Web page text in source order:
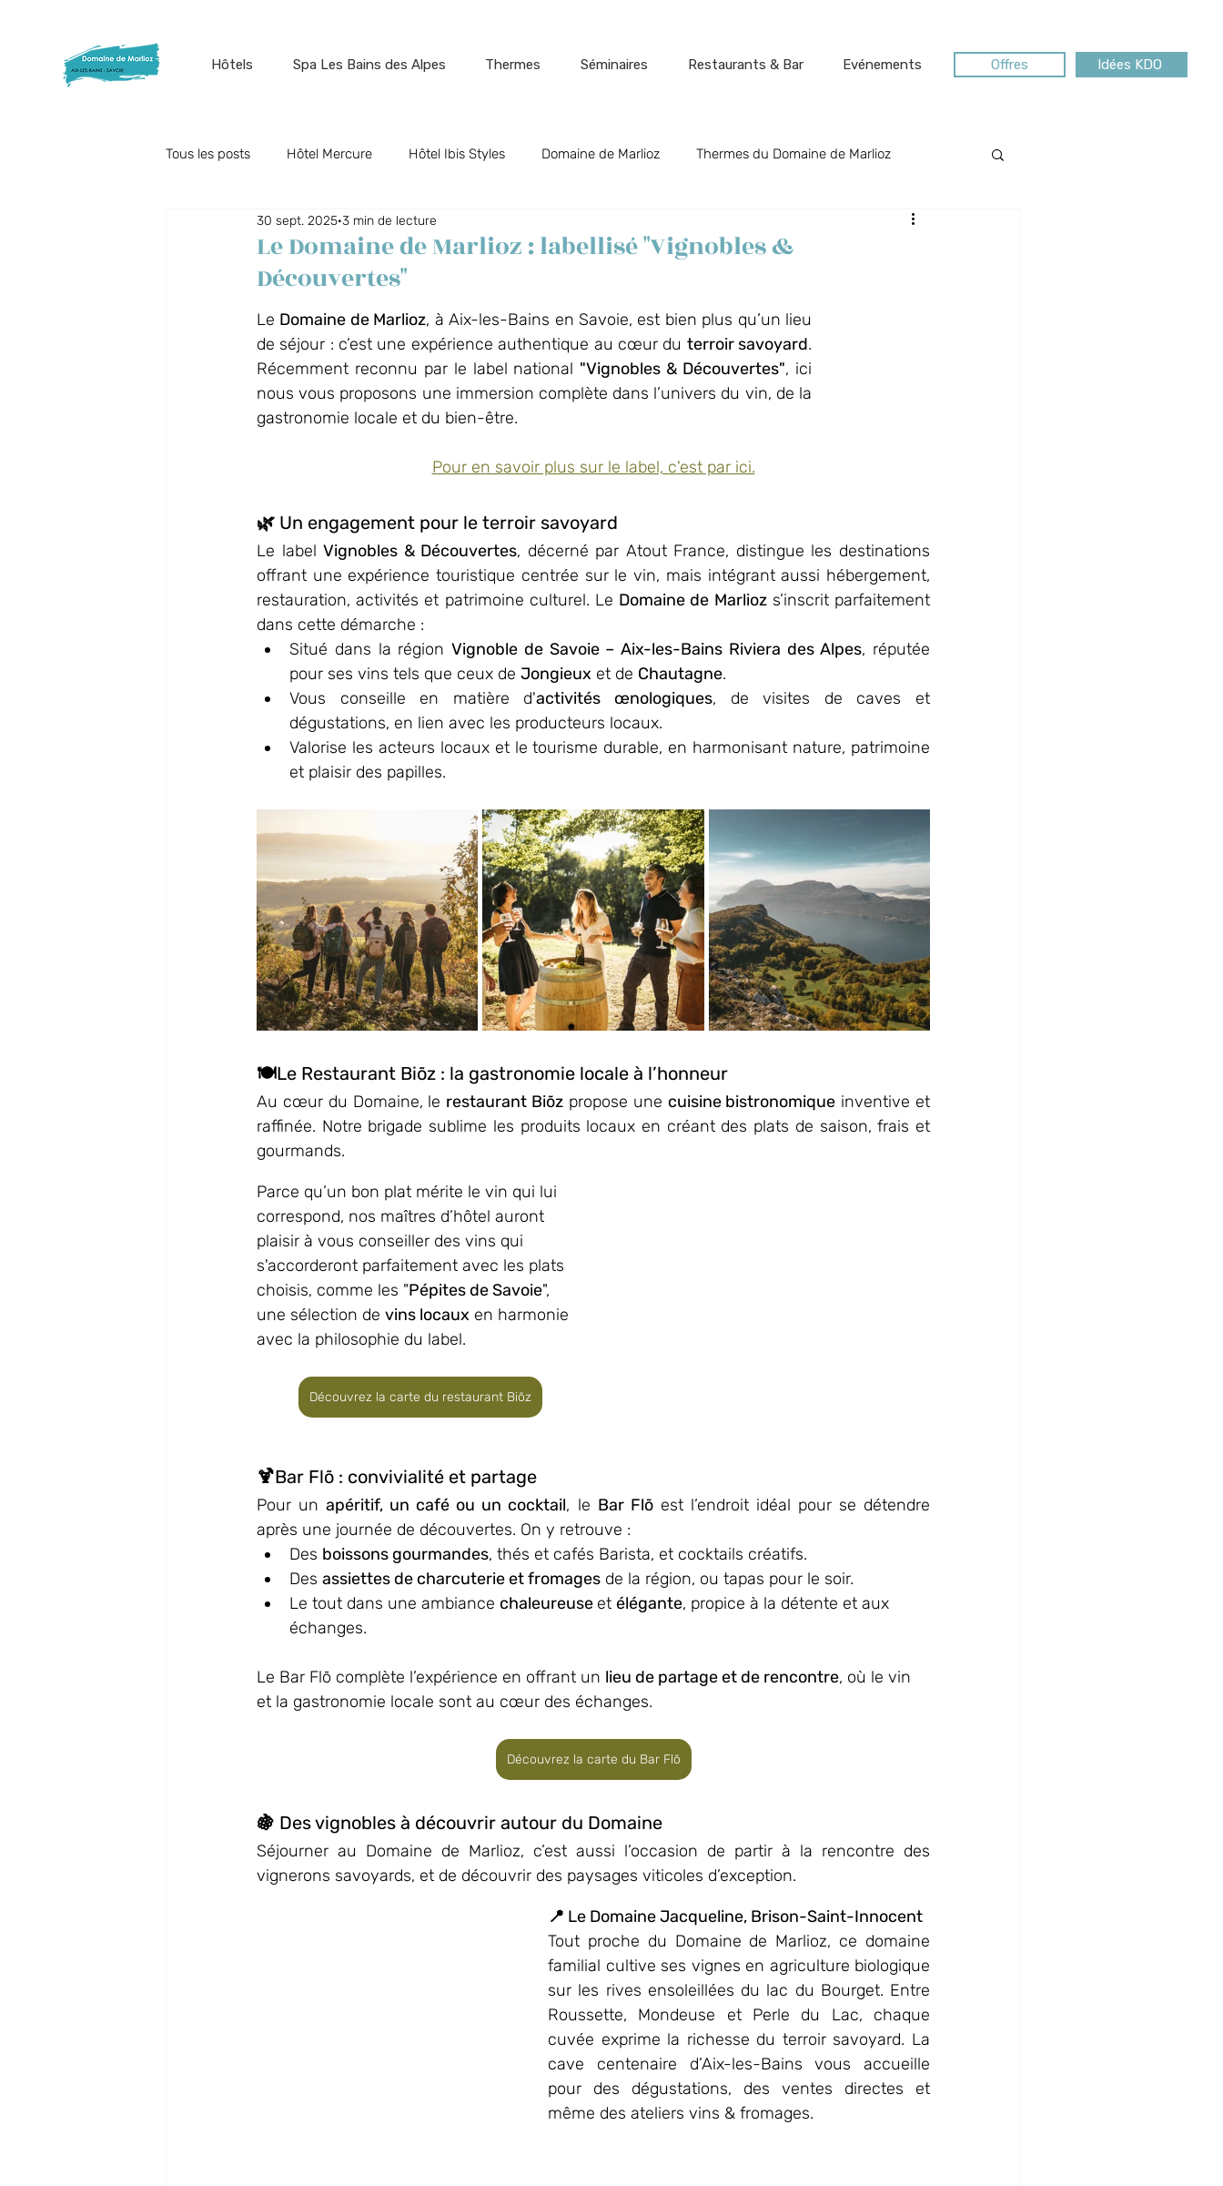
Hôtels Spa Les Bains des Alpes Thermes Séminaires Restaurants & Bar Evénements Offres Idées KDO
Tous les posts Hôtel Mercure Hôtel Ibis Styles Domaine de Marlioz Thermes du Domaine de Marlioz
Offres du moment Restaurant Biõz Aix-les-Bains, Riviera des Alpes
Parc en Fêtes Spa Les Bains des Alpes
Le Domaine de Marlioz : labellisé "Vignobles &
Découvertes"
30 sept. 2025 3 min de lecture
Le Domaine de Marlioz, à Aix-les-Bains en Savoie, est bien plus qu’un lieu
de séjour : c’est une expérience authentique au cœur du terroir savoyard.
Récemment reconnu par le label national "Vignobles & Découvertes", ici
nous vous proposons une immersion complète dans l’univers du vin, de la
gastronomie locale et du bien-être.
Pour en savoir plus sur le label, c'est par ici.
🌿 Un engagement pour le terroir savoyard
Le label Vignobles & Découvertes, décerné par Atout France, distingue les destinations
offrant une expérience touristique centrée sur le vin, mais intégrant aussi hébergement,
restauration, activités et patrimoine culturel. Le Domaine de Marlioz s’inscrit parfaitement
dans cette démarche :
Situé dans la région Vignoble de Savoie – Aix-les-Bains Riviera des Alpes, réputée
pour ses vins tels que ceux de Jongieux et de Chautagne.
Vous conseille en matière d'activités œnologiques, de visites de caves et
dégustations, en lien avec les producteurs locaux.
Valorise les acteurs locaux et le tourisme durable, en harmonisant nature, patrimoine
et plaisir des papilles.
🍽️Le Restaurant Biõz : la gastronomie locale à l’honneur
Au cœur du Domaine, le restaurant Biõz propose une cuisine bistronomique inventive et
raffinée. Notre brigade sublime les produits locaux en créant des plats de saison, frais et
gourmands.
Parce qu’un bon plat mérite le vin qui lui
correspond, nos maîtres d’hôtel auront
plaisir à vous conseiller des vins qui
s'accorderont parfaitement avec les plats
choisis, comme les "Pépites de Savoie",
une sélection de vins locaux en harmonie
avec la philosophie du label.
Découvrez la carte du restaurant Biõz
🍹Bar Flõ : convivialité et partage
Pour un apéritif, un café ou un cocktail, le Bar Flõ est l’endroit idéal pour se détendre
après une journée de découvertes. On y retrouve :
Des boissons gourmandes, thés et cafés Barista, et cocktails créatifs.
Des assiettes de charcuterie et fromages de la région, ou tapas pour le soir.
Le tout dans une ambiance chaleureuse et élégante, propice à la détente et aux
échanges.
Le Bar Flõ complète l’expérience en offrant un lieu de partage et de rencontre, où le vin
et la gastronomie locale sont au cœur des échanges.
Découvrez la carte du Bar Flõ
🍇 Des vignobles à découvrir autour du Domaine
Séjourner au Domaine de Marlioz, c’est aussi l’occasion de partir à la rencontre des
vignerons savoyards, et de découvrir des paysages viticoles d’exception.
📍 Le Domaine Jacqueline, Brison-Saint-Innocent
Tout proche du Domaine de Marlioz, ce domaine
familial cultive ses vignes en agriculture biologique
sur les rives ensoleillées du lac du Bourget. Entre
Roussette, Mondeuse et Perle du Lac, chaque
cuvée exprime la richesse du terroir savoyard. La
cave centenaire d’Aix-les-Bains vous accueille
pour des dégustations, des ventes directes et
même des ateliers vins & fromages.